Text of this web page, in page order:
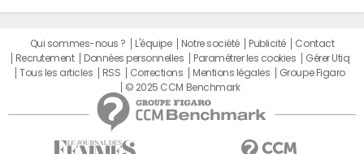
Qui sommes-nous ? L'équipe Notre société Publicité
Contact
Recrutement
Données personnelles Paramétrer les cookies
Gérer Utiq
Tous les articles
RSS Corrections Mentions légales
Groupe Figaro
© 2025 CCM Benchmark